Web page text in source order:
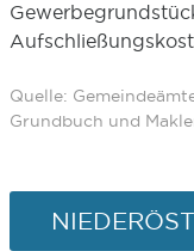
Quelle:
Grundbuch und